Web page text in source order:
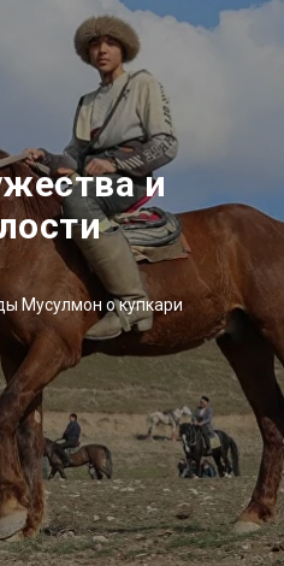
и
Мусулмон о купкари